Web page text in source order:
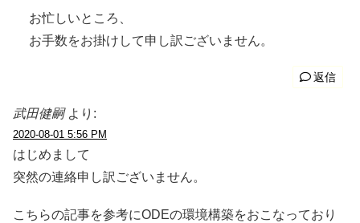
お忙しいところ、
お手数をお掛けして申し訳ございません。
返信
武田健嗣 より:
2020-08-01 5:56 PM
はじめまして
突然の連絡申し訳ございません。
こちらの記事を参考にODEの環境構築をおこなっており